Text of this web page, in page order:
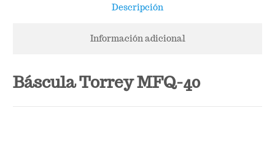
Descripción
Información adicional
Báscula Torrey MFQ-40